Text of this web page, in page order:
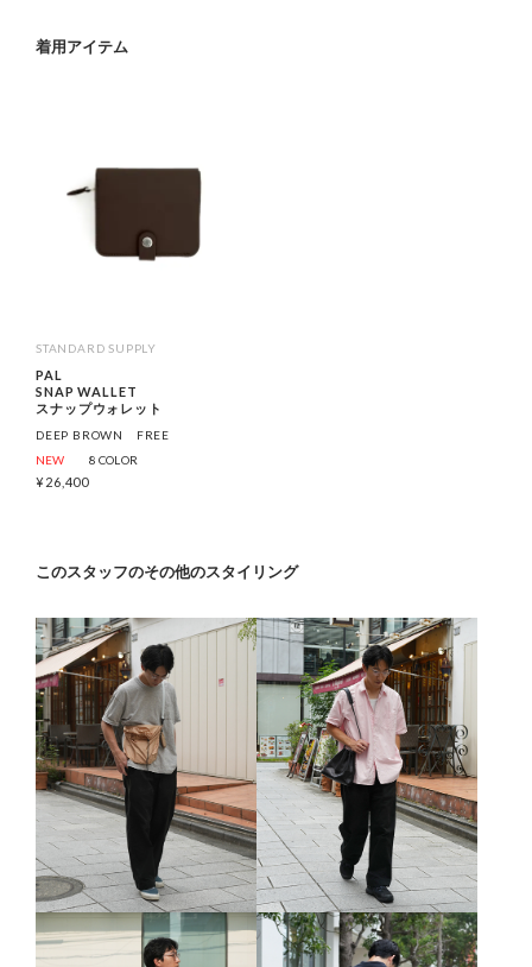
着用アイテム
STANDARD SUPPLY
PAL
SNAP WALLET
スナップウォレット
DEEP BROWN
FREE
NEW
8 COLOR
¥26,400
このスタッフのその他のスタイリング